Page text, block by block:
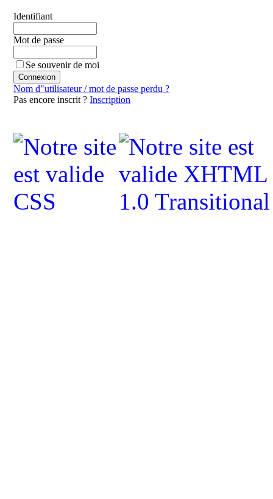
Identifiant
Mot de passe
Se souvenir de moi
Nom d"utilisateur / mot de passe perdu ?
Pas encore inscrit ?Inscription